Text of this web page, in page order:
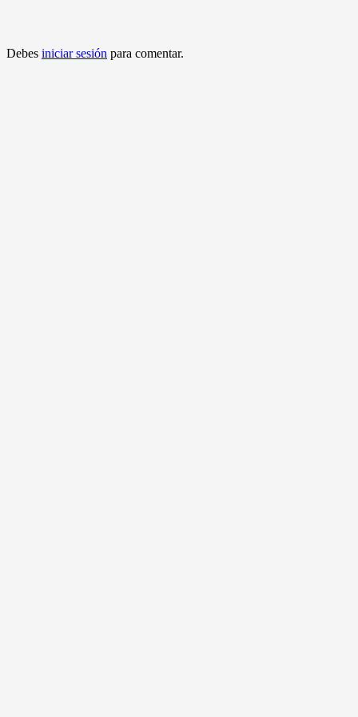
Debes iniciar sesión para comentar.